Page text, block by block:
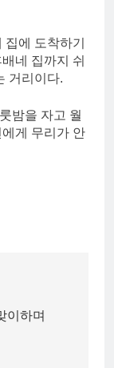
에 도착하기
네 집까지 쉬
거리이다.
밤을 자고 월
게 무리가 안
이하며